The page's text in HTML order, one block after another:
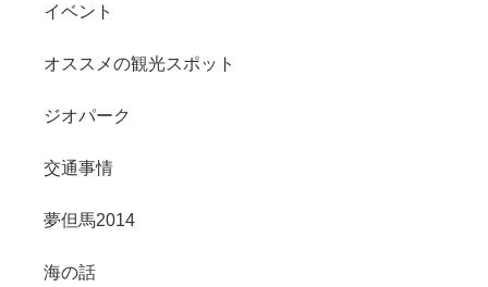
イベント
オススメの観光スポット
ジオパーク
交通事情
夢但馬2014
海の話